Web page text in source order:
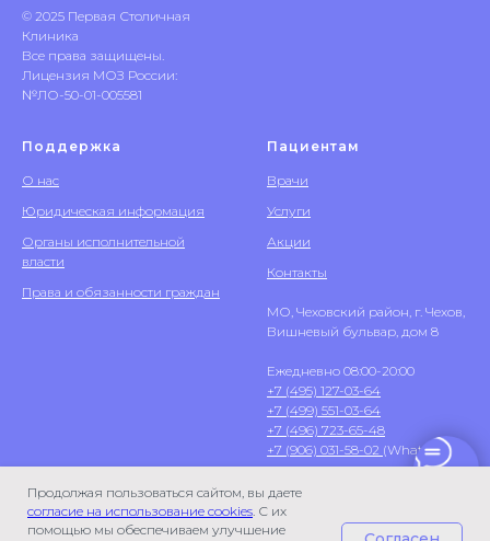
Продолжая пользоваться сайтом, вы даете
согласие на использование cookies. С их
помощью мы обеспечиваем улучшение
© 2025 Первая Столичная
Клиника
Все права защищены.
Лицензия МОЗ России:
№ЛО-50-01-005581
Поддержка
О нас
Юридическая информация
Органы исполнительной
власти
Права и обязанности граждан
Пациентам
Врачи
Услуги
Акции
Контакты
МО, Чеховский район, г. Чехов,
Вишневый бульвар, дом 8
Ежедневно 08:00-20:00
+7 (495) 127-03-64
+7 (499) 551-03-64
+7 (496) 723-65-48
+7 (906) 031-58-02 (WhatsApp)